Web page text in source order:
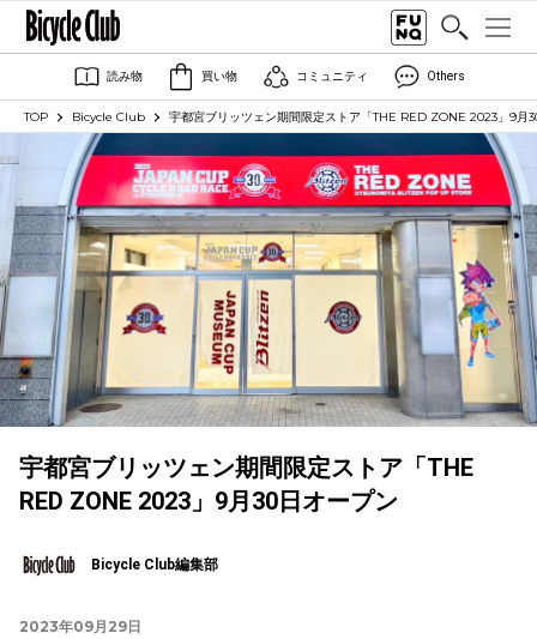
読み物 買い物 コミュニティ Others
TOP Bicycle Club 宇都宮ブリッツェン期間限定ストア「THE RED ZONE 2023」9月
宇都宮ブリッツェン期間限定ストア「THE
RED ZONE 2023」9月30日オープン
Bicycle Club編集部
2023年09月29日